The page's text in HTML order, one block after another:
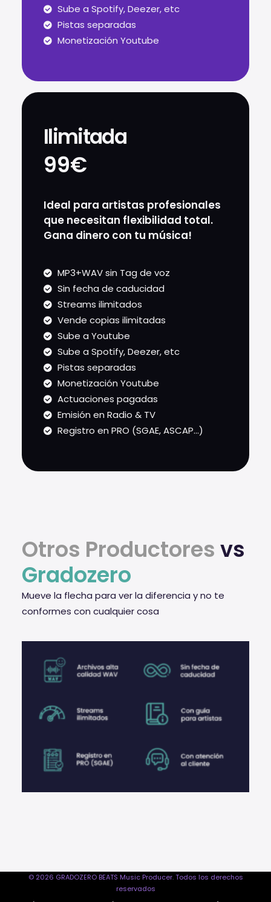
Sube a Spotify, Deezer, etc
Pistas separadas
Monetización Youtube
Ilimitada
99€
Ideal para artistas profesionales
que necesitan flexibilidad total.
Gana dinero con tu música!
MP3+WAV sin Tag de voz
Sin fecha de caducidad
Streams ilimitados
Vende copias ilimitadas
Sube a Youtube
Sube a Spotify, Deezer, etc
Pistas separadas
Monetización Youtube
Actuaciones pagadas
Emisión en Radio & TV
Registro en PRO (SGAE, ASCAP...)
Otros Productores vs
Gradozero
Mueve la flecha para ver la diferencia y no te
conformes con cualquier cosa
© 2026 GRADOZERO BEATS Music Producer. Todos los derechos
reservados